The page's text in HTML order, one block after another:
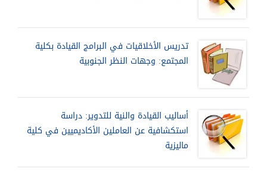
تدريس الأخلاقيات في البرامج القيادة بكلية
المجتمع: وجهات النظر الجنوبية
أساليب القيادة والنية للتدوير: دراسة
استكشافية عن العاملين الأكاديميين في كلية
ماليزية